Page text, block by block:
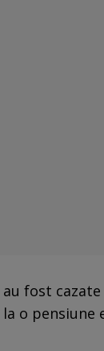
fost cazate
o pensiune